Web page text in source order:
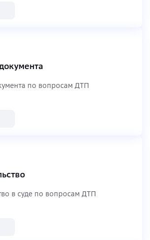
по вопросам ДТП
в суде по вопросам ДТП